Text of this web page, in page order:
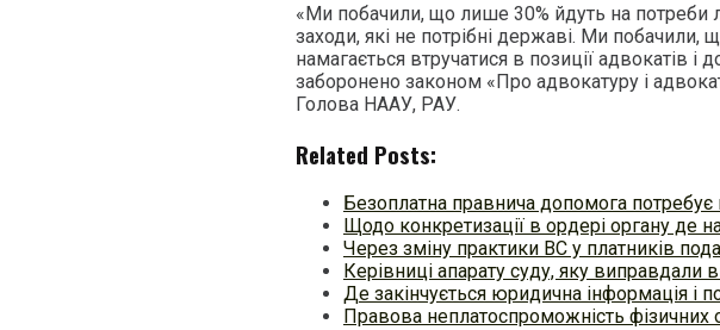
«Ми побачили, що лише 30% йдуть на потреби
заходи, які не потрібні державі. Ми
намагається втручатися в позиції адвокатів
заборонено законом «Про адвокатуру і
Голова НААУ, РАУ.
Related Posts:
Безоплатна правнича допомога потребує
Щодо конкретизації в ордері органу де
Через зміну практики ВС у платників
Керівниці апарату суду, яку виправдали
Де закінчується юридична інформація і
Правова неплатоспроможність фізичних